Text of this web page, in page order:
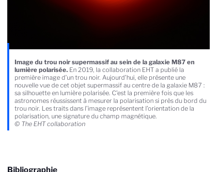
Image du trou noir supermassif au sein de la galaxie M87 en
lumière polarisée. En 2019, la collaboration EHT a publié la
première image d’un trou noir. Aujourd’hui, elle présente une
nouvelle vue de cet objet supermassif au centre de la galaxie M87 :
sa silhouette en lumière polarisée. C’est la première fois que les
astronomes réussissent à mesurer la polarisation si près du bord du
trou noir. Les traits dans l’image représentent l’orientation de la
polarisation, une signature du champ magnétique.
© The EHT collaboration
Bibliographie